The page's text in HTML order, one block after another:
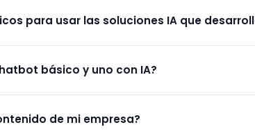
para usar las soluciones IA que
persona de tu equipo pueda usarlas sin formación técnica.
básico y uno con IA?
fijo. Un chatbot con IA entiende el lenguaje natural, puede
de mi empresa?